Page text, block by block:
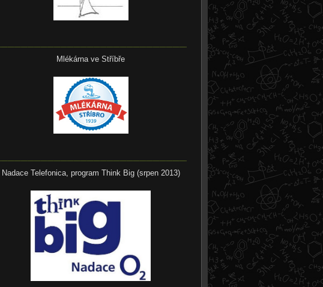
___________________________________
Mlékárna ve Stříbře
___________________________________
Nadace Telefonica, program Think Big (srpen 2013)